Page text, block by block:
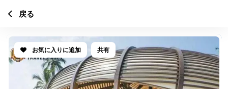
お気に入りに追加 共有
戻る